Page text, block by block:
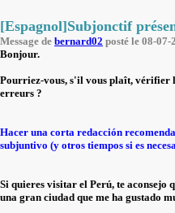
[Espagnol]Subjonctif
Message de bernard02 posté le 08-
Bonjour.
Pourriez-vous, s'il vous plaît, vérifier
erreurs ?
Hacer una corta redacción
subjuntivo (y otros tiempos si es
Si quieres visitar el Perú, te aconsejo
una gran ciudad que me ha gustado